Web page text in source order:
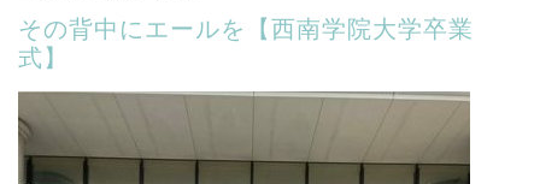
その背中にエールを【西南学院大学卒業
式】